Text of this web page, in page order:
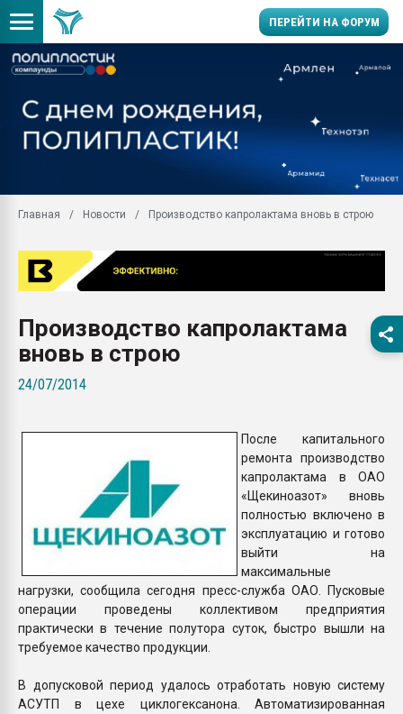
ПЕРЕЙТИ НА ФОРУМ
умельцы изготовили
Продажа готового
производство SPC
заводу пластмасс"
Вакуум-формовочные
ближайшее
Подмосковье, Москва
ситуацией на
ПЕРЕЙТИ НА
Главная Новости Производство капролактама вновь в строю
Производство капролактама
вновь в строю
24/07/2014
После капитального
ремонта производство
капролактама в ОАО
«Щекиноазот» вновь
полностью включено в
эксплуатацию и готово
выйти на
максимальные
нагрузки, сообщила сегодня пресс-служба ОАО. Пусковые
операции проведены коллективом предприятия
практически в течение полутора суток, быстро вышли на
требуемое качество продукции.
В допусковой период удалось отработать новую систему
АСУТП в цехе циклогексанона. Автоматизированная